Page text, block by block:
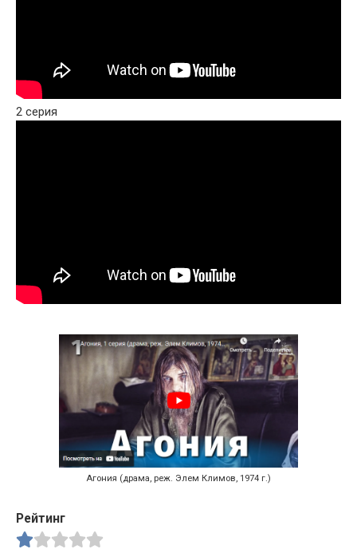
2 серия
Агония (драма, реж. Элем Климов, 1974 г.)
Рейтинг